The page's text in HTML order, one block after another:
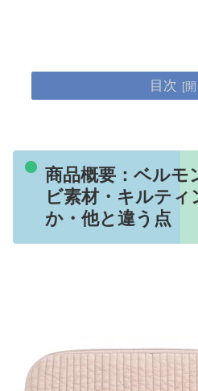
目次
商品概要：ベルモ
ビ素材・キルティ
か・他と違う点